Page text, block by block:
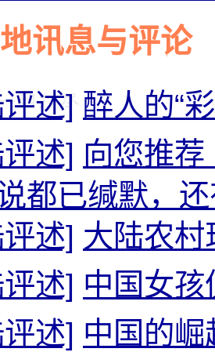
讯息与评论
述] 醉人的“
述] 向您推
都已缄默，
述] 大陆农
述] 中国女
述] 中国的崛